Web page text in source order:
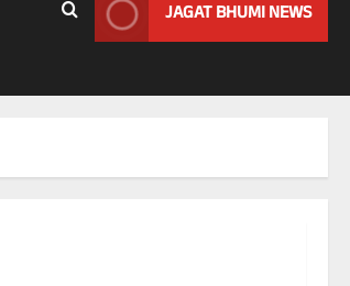
JAGAT BHUMI NEWS